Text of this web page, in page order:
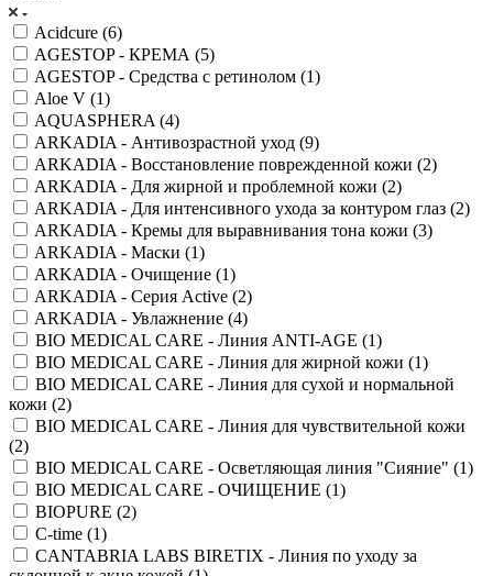
Acidcure (6)
AGESTOP - КРЕМА (5)
AGESTOP - Средства с ретинолом (1)
Aloe V (1)
AQUASPHERA (4)
ARKADIA - Антивозрастной уход (9)
ARKADIA - Восстановление поврежденной кожи (2)
ARKADIA - Для жирной и проблемной кожи (2)
ARKADIA - Для интенсивного ухода за контуром глаз (2)
ARKADIA - Кремы для выравнивания тона кожи (3)
ARKADIA - Маски (1)
ARKADIA - Очищение (1)
ARKADIA - Серия Active (2)
ARKADIA - Увлажнение (4)
BIO MEDICAL CARE - Линия ANTI-AGE (1)
BIO MEDICAL CARE - Линия для жирной кожи (1)
BIO MEDICAL CARE - Линия для сухой и нормальной
кожи (2)
BIO MEDICAL CARE - Линия для чувствительной кожи
(2)
BIO MEDICAL CARE - Осветляющая линия "Сияние" (1)
BIO MEDICAL CARE - ОЧИЩЕНИЕ (1)
BIOPURE (2)
C-time (1)
CANTABRIA LABS BIRETIX - Линия по уходу за